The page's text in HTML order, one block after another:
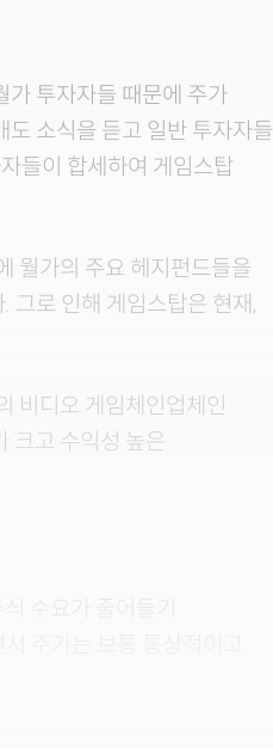
가 투자자들 때문에 주가
소식을 듣고 일반 투자자들
들이 합세하여 게임스탑
월가의 주요 헤지펀드들을
그로 인해 게임스탑은 현재,
비디오 게임체인업체인
크고 수익성 높은